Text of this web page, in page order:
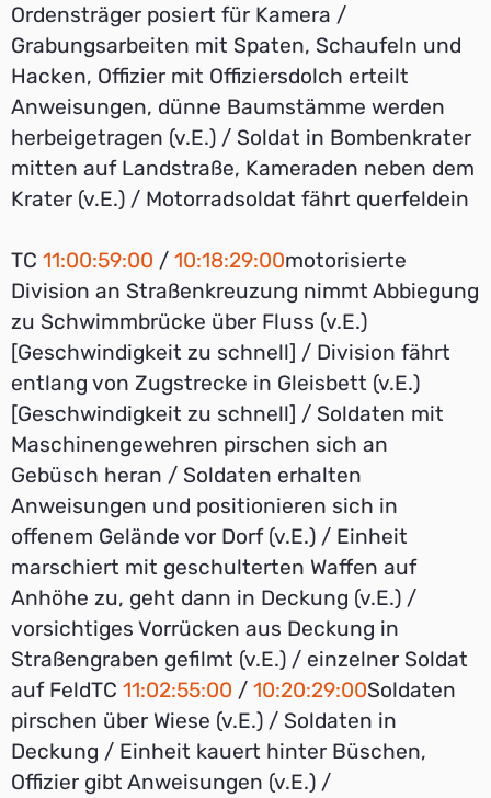
Ordensträger posiert für Kamera /
Grabungsarbeiten mit Spaten, Schaufeln und
Hacken, Offizier mit Offiziersdolch erteilt
Anweisungen, dünne Baumstämme werden
herbeigetragen (v.E.) / Soldat in Bombenkrater
mitten auf Landstraße, Kameraden neben dem
Krater (v.E.) / Motorradsoldat fährt querfeldein
TC 11:00:59:00 / 10:18:29:00motorisierte
Division an Straßenkreuzung nimmt Abbiegung
zu Schwimmbrücke über Fluss (v.E.)
[Geschwindigkeit zu schnell] / Division fährt
entlang von Zugstrecke in Gleisbett (v.E.)
[Geschwindigkeit zu schnell] / Soldaten mit
Maschinengewehren pirschen sich an
Gebüsch heran / Soldaten erhalten
Anweisungen und positionieren sich in
offenem Gelände vor Dorf (v.E.) / Einheit
marschiert mit geschulterten Waffen auf
Anhöhe zu, geht dann in Deckung (v.E.) /
vorsichtiges Vorrücken aus Deckung in
Straßengraben gefilmt (v.E.) / einzelner Soldat
auf FeldTC 11:02:55:00 / 10:20:29:00Soldaten
pirschen über Wiese (v.E.) / Soldaten in
Deckung / Einheit kauert hinter Büschen,
Offizier gibt Anweisungen (v.E.) /